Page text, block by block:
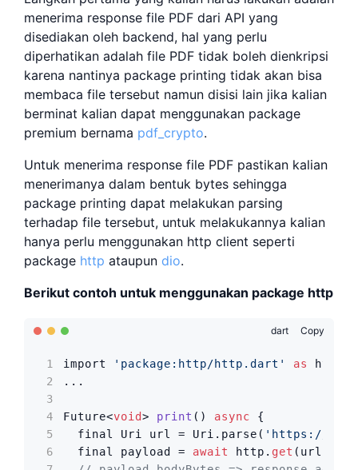
menerima response file PDF dari API yang
disediakan oleh backend, hal yang perlu
diperhatikan adalah file PDF tidak boleh dienkripsi
karena nantinya package printing tidak akan bisa
membaca file tersebut namun disisi lain jika kalian
berminat kalian dapat menggunakan package
premium bernama pdf_crypto.
Untuk menerima response file PDF pastikan kalian
menerimanya dalam bentuk bytes sehingga
package printing dapat melakukan parsing
terhadap file tersebut, untuk melakukannya kalian
hanya perlu menggunakan http client seperti
package http ataupun dio.
Berikut contoh untuk menggunakan package http
dart Copy
import 'package:http/http.dart' as
http;
...
Future<void> print () async {
  final Uri url = Uri.parse(
'https://
  final payload =
await http. get (url);